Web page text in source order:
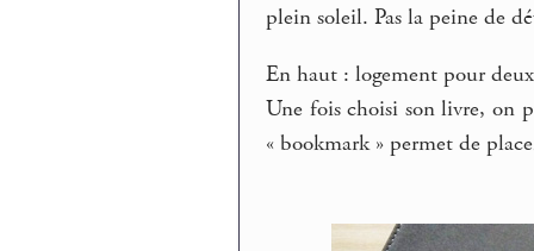
plein soleil. Pas la peine de
En haut : logement pour
Une fois choisi son livre, on
« bookmark » permet de